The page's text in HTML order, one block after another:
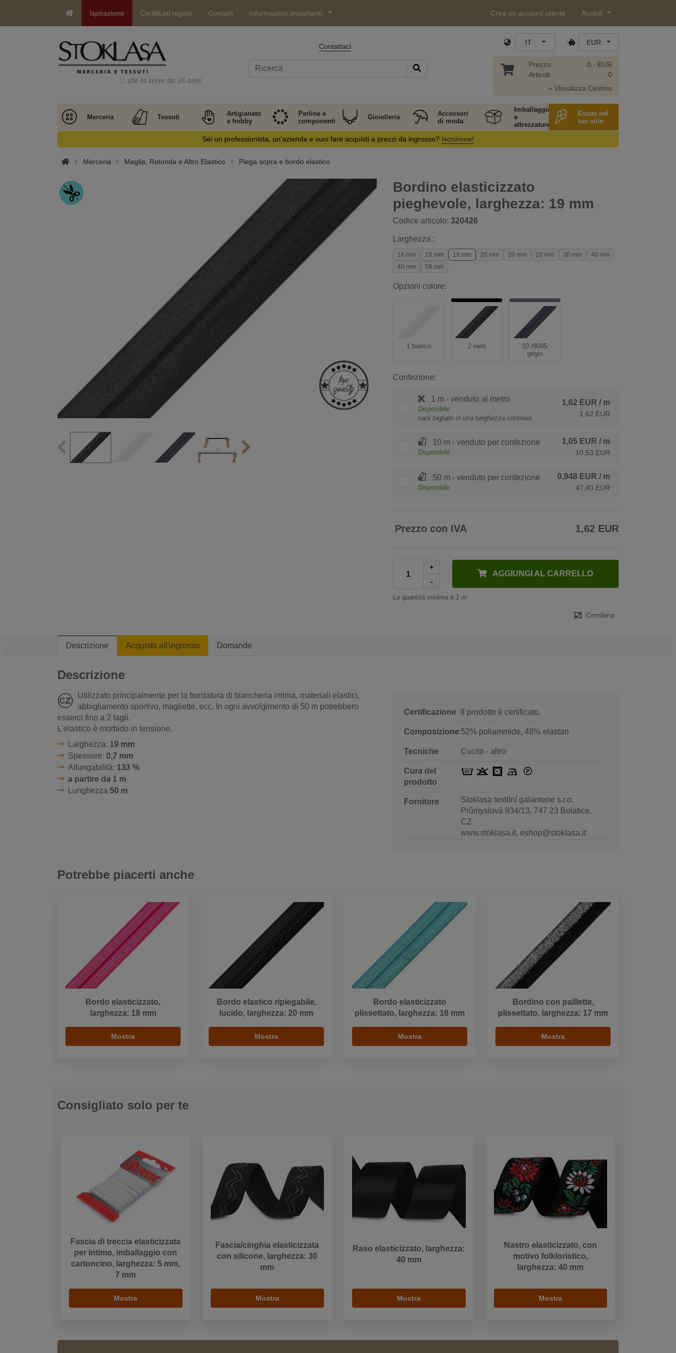
Ispirazione Certificati regalo Contatti Informazioni importanti: Crea un account utente Accedi
… che la serve da 36 anni
Contattaci IT EUR
Prezzo:
Articoli:
0,- EUR
0
» Visualizza Cestino
Merceria Tessuti
Artigianato
e hobby
Perline e
componenti
Gioielleria
Accessori
di moda
Imballaggio
e
attrezzature
Estate nel
tuo stile
Sei un professionista, un'azienda e vuoi fare acquisti a prezzi da ingrosso? Iscrizione!
Merceria Maglia, Rotonda e Altro Elastico Piega sopra e bordo elastico
Bordino elasticizzato
pieghevole, larghezza: 19 mm
Codice articolo: 320426
Larghezza :
16 mm 18 mm 19 mm 20 mm 20 mm 20 mm 30 mm
40 mm
40 mm
58 mm
Opzioni colore:
1 bianco 2 nero
10 /8095
grigio
Confezione:
1 m - venduto al metro
Disponibile
sarà tagliato in una lunghezza continua
1,62 EUR / m
1,62 EUR
10 m - venduto per confezione
Disponibile
1,05 EUR / m
10,53 EUR
50 m - venduto per confezione
Disponibile
0,948 EUR / m
47,40 EUR
Prezzo con IVA 1,62 EUR
+
-
AGGIUNGI AL CARRELLO
La quantità minima è 1 m
Combina
Descrizione Acquisto all'ingrosso Domande
Descrizione
Utilizzato principalmente per la bordatura di biancheria intima, materiali elastici,
abbigliamento sportivo, magliette, ecc. In ogni avvolgimento di 50 m potrebbero
esserci fino a 2 tagli.
L'elastico è morbido in tensione.
Larghezza: 19 mm
Spessore: 0,7 mm
Allungabilità: 133 %
a partire da 1 m
Lunghezza 50 m
Certificazione Il prodotto è certificato.
Composizione 52% poliammide, 48% elastan
Tecniche Cucito - altro
Cura del
prodotto
Fornitore
Stoklasa textilní galanterie s.r.o.
Průmyslová 934/13, 747 23 Bolatice,
CZ
www.stoklasa.it, eshop@stoklasa.it
Potrebbe piacerti anche
Bordo elasticizzato,
larghezza: 18 mm
Mostra
Bordo elastico ripiegabile,
lucido, larghezza: 20 mm
Mostra
Bordo elasticizzato
plissettato, larghezza: 16 mm
Mostra
Bordino con paillette,
plissettato, larghezza: 17 mm
Mostra
Consigliato solo per te
Fascia di treccia elasticizzata
per intimo, imballaggio con
cartoncino, larghezza: 5 mm,
7 mm
Mostra
Fascia/cinghia elasticizzata
con silicone, larghezza: 30
mm
Mostra
Raso elasticizzato, larghezza:
40 mm
Mostra
Nastro elasticizzato, con
motivo folkloristico,
larghezza: 40 mm
Mostra